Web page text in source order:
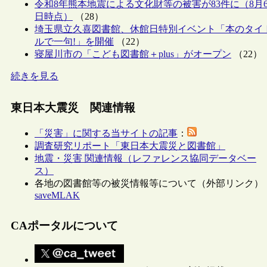
令和8年熊本地震による文化財等の被害が83件に（8月
日時点）
（28）
埼玉県立久喜図書館、休館日特別イベント「本のタイ
ルで一句!」を開催 （22）
寝屋川市の「こども図書館＋plus」がオープン （22）
続きを見る
東日本大震災 関連情報
「災害」に関する当サイトの記事 ：
調査研究リポート「東日本大震災と図書館」
地震・災害 関連情報（レファレンス協同データベー
ス）
各地の図書館等の被災情報等について（外部リンク）
saveMLAK
CAポータルについて